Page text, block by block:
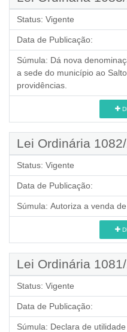
Status: Vigente
Data de Publicação:
Súmula: Dá nova
a sede do município ao
providências.
Lei Ordinária
Status: Vigente
Data de Publicação:
Súmula: Autoriza a venda de
Lei Ordinária
Status: Vigente
Data de Publicação:
Súmula: Declara de